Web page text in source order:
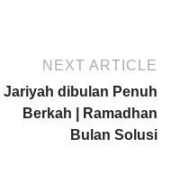
NEXT ARTICLE
Jariyah dibulan Penuh
Berkah | Ramadhan
Bulan Solusi